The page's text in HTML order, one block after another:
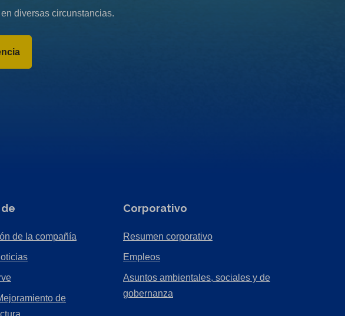
diversas circunstancias.
de la compañía
de
Corporativo
Resumen corporativo(Opens
new
Empleos(Opens
Asuntos ambientales, sociales y de
gobernanza